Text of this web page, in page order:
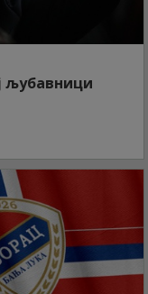
љубавници